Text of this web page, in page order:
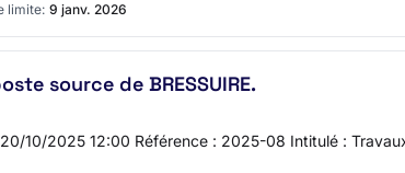
limite: 9 janv. 2026
source de BRESSUIRE.
10/2025 12:00 Référence : 2025-08 Intitulé :